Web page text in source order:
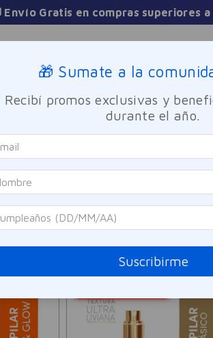
Envío Gratis en compras superiores
FRAGANCIAS CUIDADO PERSONAL
95PRODUCTOS
🎁 Sumate a la
Recibí promos exclusivas y
durante el año.
Suscribirme